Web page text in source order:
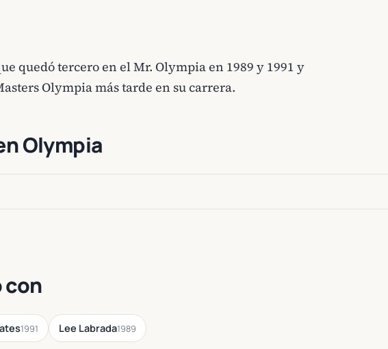
quedó tercero en el Mr. Olympia en 1989 y 1991 y
Olympia más tarde en su carrera.
Olympia
con
1991 Lee Labrada1989